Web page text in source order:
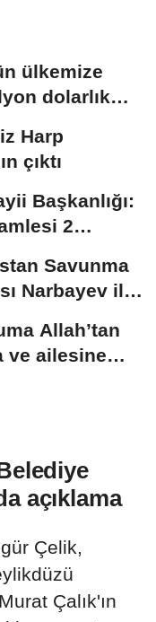
ülkemize
dolarlık
Harp
çıktı
Başkanlığı:
2
Savunma
Narbayev ile
Allah’tan
ve ailesine
açıklama
Çelik,
Çalık'ın